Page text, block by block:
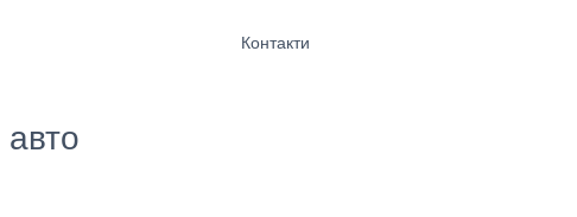
Контакти
авто